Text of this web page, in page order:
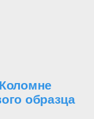
образца